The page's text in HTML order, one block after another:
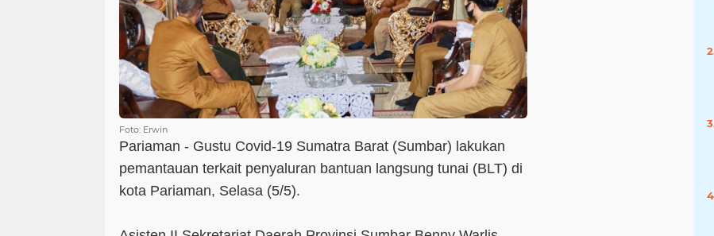
Foto: Erwin
Pariaman - Gustu Covid-19 Sumatra Barat (Sumbar) lakukan
pemantauan terkait penyaluran bantuan langsung tunai (BLT) di
kota Pariaman, Selasa (5/5).